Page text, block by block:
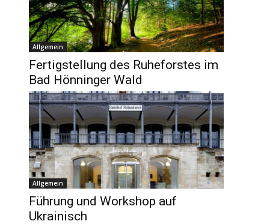
Allgemein
Fertigstellung des Ruheforstes im
Bad Hönninger Wald
Allgemein
Führung und Workshop auf
Ukrainisch